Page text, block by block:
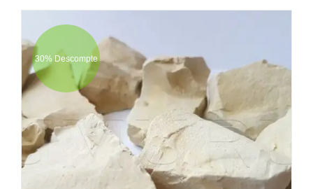
30% Descompte